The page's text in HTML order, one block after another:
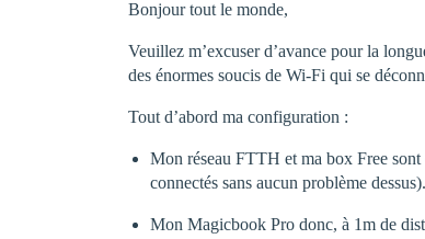
Bonjour tout le monde,
Veuillez m’excuser d’avance pour la
des énormes soucis de Wi-Fi qui se
Tout d’abord ma configuration :
Mon réseau FTTH et ma box Free
connectés sans aucun problème dessus).
Mon Magicbook Pro donc, à 1m de